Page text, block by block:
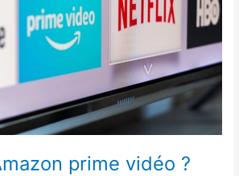
prime vidéo ?